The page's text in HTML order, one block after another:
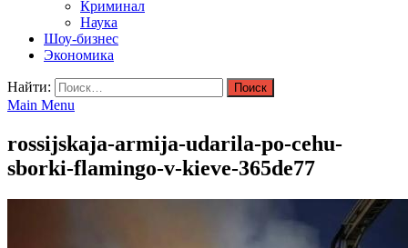
Криминал
Наука
Шоу-бизнес
Экономика
Найти:
Main Menu
rossijskaja-armija-udarila-po-cehu-
sborki-flamingo-v-kieve-365de77